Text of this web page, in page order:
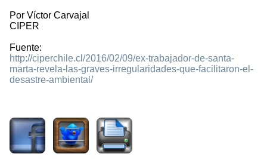
Por Víctor Carvajal
CIPER
Fuente:
http://ciperchile.cl/2016/02/09/ex-trabajador-de-santa-
marta-revela-las-graves-irregularidades-que-facilitaron-el-
desastre-ambiental/